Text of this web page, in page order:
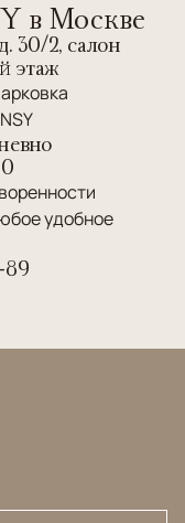
в Москве
30/2, салон
этаж
удобное
89